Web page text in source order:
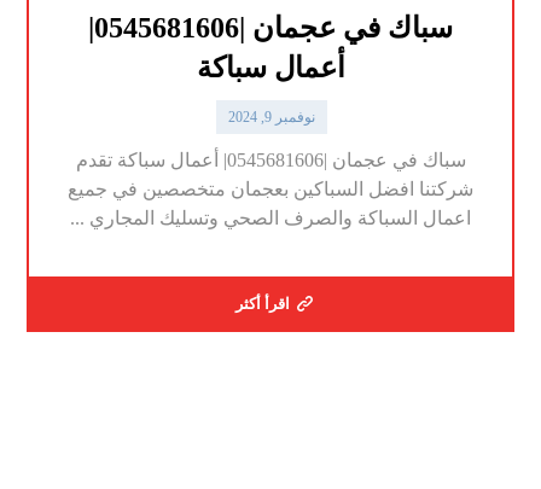
سباك في عجمان |0545681606|
أعمال سباكة
نوفمبر 9, 2024
سباك في عجمان |0545681606| أعمال سباكة تقدم
شركتنا افضل السباكين بعجمان متخصصين في جميع
اعمال السباكة والصرف الصحي وتسليك المجاري ...
اقرأ أكثر